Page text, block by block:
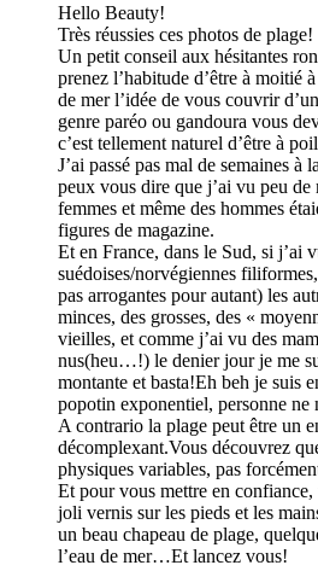
Hello Beauty!
Très réussies ces photos de plage!
Un petit conseil aux hésitantes
prenez l’habitude d’être à moitié
de mer l’idée de vous couvrir
genre paréo ou gandoura vous
c’est tellement naturel d’être à
J’ai passé pas mal de semaines à
peux vous dire que j’ai vu peu de
femmes et même des hommes
figures de magazine.
Et en France, dans le Sud, si j’ai
suédoises/norvégiennes
pas arrogantes pour autant) les
minces, des grosses, des «
vieilles, et comme j’ai vu des
nus(heu…!) le denier jour je me
montante et basta!Eh beh je suis
popotin exponentiel, personne ne
A contrario la plage peut être un
décomplexant.Vous découvrez
physiques variables, pas
Et pour vous mettre en
joli vernis sur les pieds et les
un beau chapeau de plage,
l’eau de mer…Et lancez vous!